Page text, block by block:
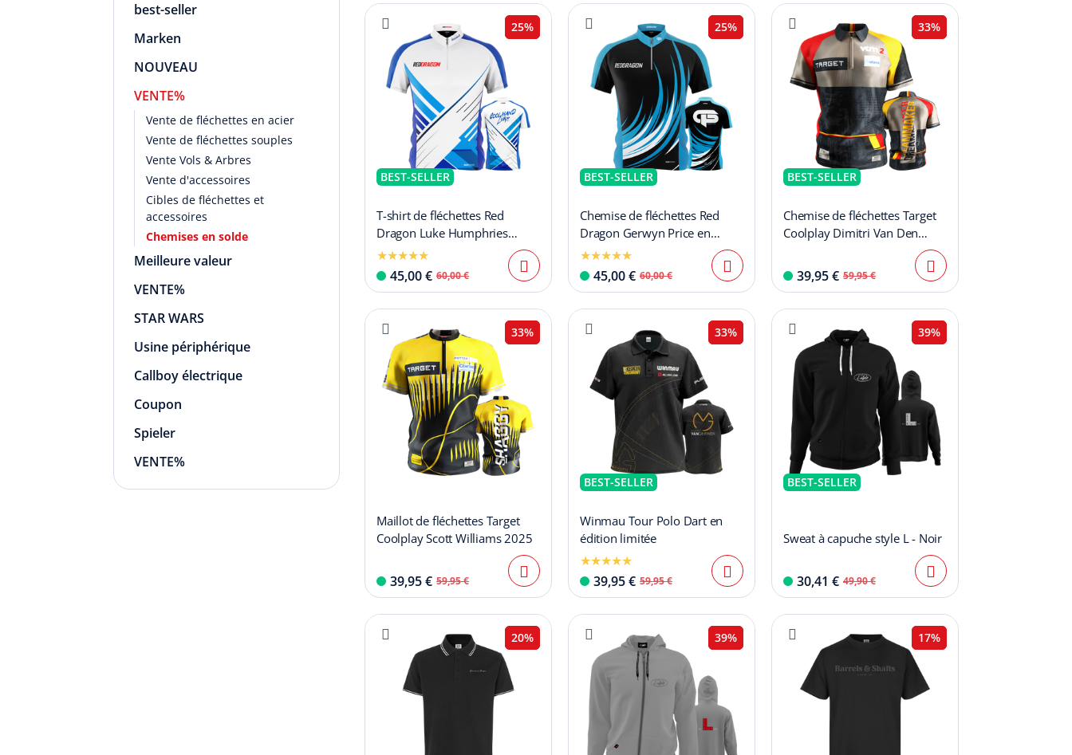
best-seller
Marken
NOUVEAU
VENTE%
Vente de fléchettes en acier
Vente de fléchettes souples
Vente Vols & Arbres
Vente d'accessoires
Cibles de fléchettes et
accessoires
Chemises en solde
Meilleure valeur
VENTE%
STAR WARS
Usine périphérique
Callboy électrique
Coupon
Spieler
VENTE%
25%
BEST-SELLER
T-shirt de fléchettes Red
Dragon Luke Humphries
édition limitée
45,00 € 60,00 €
25%
BEST-SELLER
Chemise de fléchettes Red
Dragon Gerwyn Price en
édition limitée
45,00 € 60,00 €
33%
BEST-SELLER
Chemise de fléchettes Target
Coolplay Dimitri Van Den
39,95 € 59,95 €
33%
Maillot de fléchettes Target
Coolplay Scott Williams 2025
39,95 € 59,95 €
33%
BEST-SELLER
Winmau Tour Polo Dart en
édition limitée
39,95 € 59,95 €
39%
BEST-SELLER
Sweat à capuche style L - Noir
30,41 € 49,90 €
20% 39% 17%